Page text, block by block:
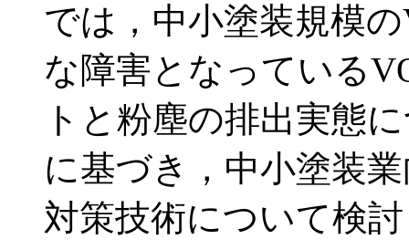
では，中小塗装規模
な障害となっている
トと粉塵の排出実態
に基づき，中小塗装
対策技術について検